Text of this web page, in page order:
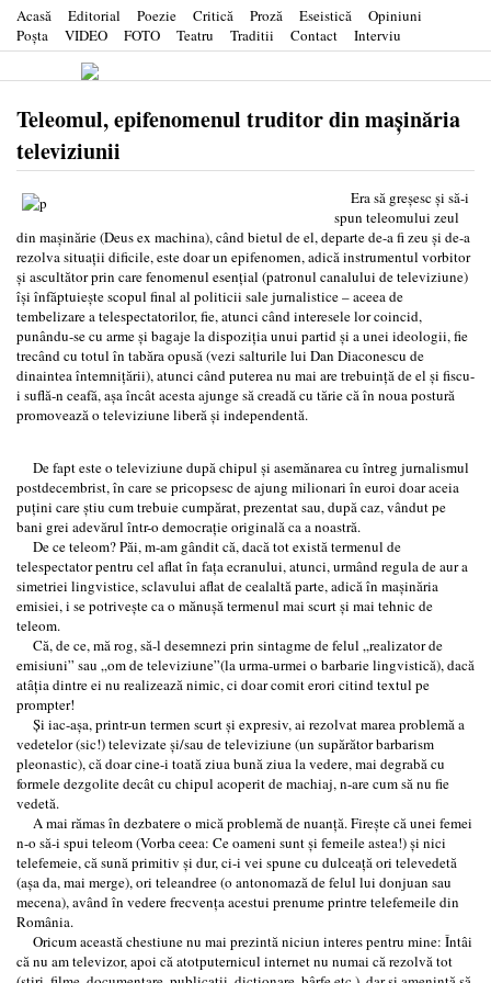
Acasă Editorial Poezie Critică Proză Eseistică
Opiniuni
Poşta
VIDEO FOTO Teatru Traditii Contact Interviu
Teleomul, epifenomenul truditor din maşinăria
televiziunii
Era să greşesc şi să-i
spun teleomului zeul
din maşinărie (Deus ex machina), când bietul de el, departe de-a fi zeu şi de-a
rezolva situaţii dificile, este doar un epifenomen, adică instrumentul vorbitor
şi ascultător prin care fenomenul esenţial (patronul canalului de televiziune)
îşi înfăptuieşte scopul final al politicii sale jurnalistice – aceea de
tembelizare a telespectatorilor, fie, atunci când interesele lor coincid,
punându-se cu arme şi bagaje la dispoziţia unui partid şi a unei ideologii, fie
trecând cu totul în tabăra opusă (vezi salturile lui Dan Diaconescu de
dinaintea întemniţării), atunci când puterea nu mai are trebuinţă de el şi fiscu-
i suflă-n ceafă, aşa încât acesta ajunge să creadă cu tărie că în noua postură
promovează o televiziune liberă şi independentă.
De fapt este o televiziune după chipul şi asemănarea cu întreg jurnalismul
postdecembrist, în care se pricopsesc de ajung milionari în euroi doar aceia
puţini care ştiu cum trebuie cumpărat, prezentat sau, după caz, vândut pe
bani grei adevărul într-o democraţie originală ca a noastră.
De ce teleom? Păi, m-am gândit că, dacă tot există termenul de
telespectator pentru cel aflat în faţa ecranului, atunci, urmând regula de aur a
simetriei lingvistice, sclavului aflat de cealaltă parte, adică în maşinăria
emisiei, i se potriveşte ca o mănuşă termenul mai scurt şi mai tehnic de
teleom.
Că, de ce, mă rog, să-l desemnezi prin sintagme de felul „realizator de
emisiuni” sau „om de televiziune”(la urma-urmei o barbarie lingvistică), dacă
atâţia dintre ei nu realizează nimic, ci doar comit erori citind textul pe
prompter!
Şi iac-aşa, printr-un termen scurt şi expresiv, ai rezolvat marea problemă a
vedetelor (sic!) televizate şi/sau de televiziune (un supărător barbarism
pleonastic), că doar cine-i toată ziua bună ziua la vedere, mai degrabă cu
formele dezgolite decât cu chipul acoperit de machiaj, n-are cum să nu fie
vedetă.
A mai rămas în dezbatere o mică problemă de nuanţă. Fireşte că unei femei
n-o să-i spui teleom (Vorba ceea: Ce oameni sunt şi femeile astea!) şi nici
telefemeie, că sună primitiv şi dur, ci-i vei spune cu dulceaţă ori televedetă
(aşa da, mai merge), ori teleandree (o antonomază de felul lui donjuan sau
mecena), având în vedere frecvenţa acestui prenume printre telefemeile din
România.
Oricum această chestiune nu mai prezintă niciun interes pentru mine: Întâi
că nu am televizor, apoi că atotputernicul internet nu numai că rezolvă tot